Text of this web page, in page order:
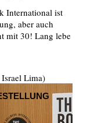
International ist
aber auch
mit 30! Lang lebe
Lima)